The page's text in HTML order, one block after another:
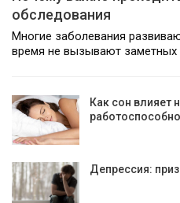
обследования
Многие заболевания
время не вызывают
Как сон влияет
Депрессия: